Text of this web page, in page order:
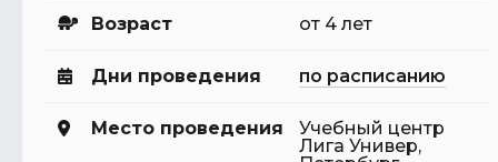
Возраст от 4 лет
Дни проведения по расписанию
Место проведения
Учебный центр
Лига Универ,